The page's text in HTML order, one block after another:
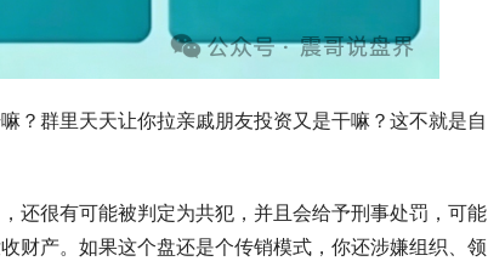
？群里天天让你拉亲戚朋友投资又是干嘛？这不就是自
还很有可能被判定为共犯，并且会给予刑事处罚，可能
财产。如果这个盘还是个传销模式，你还涉嫌组织、领